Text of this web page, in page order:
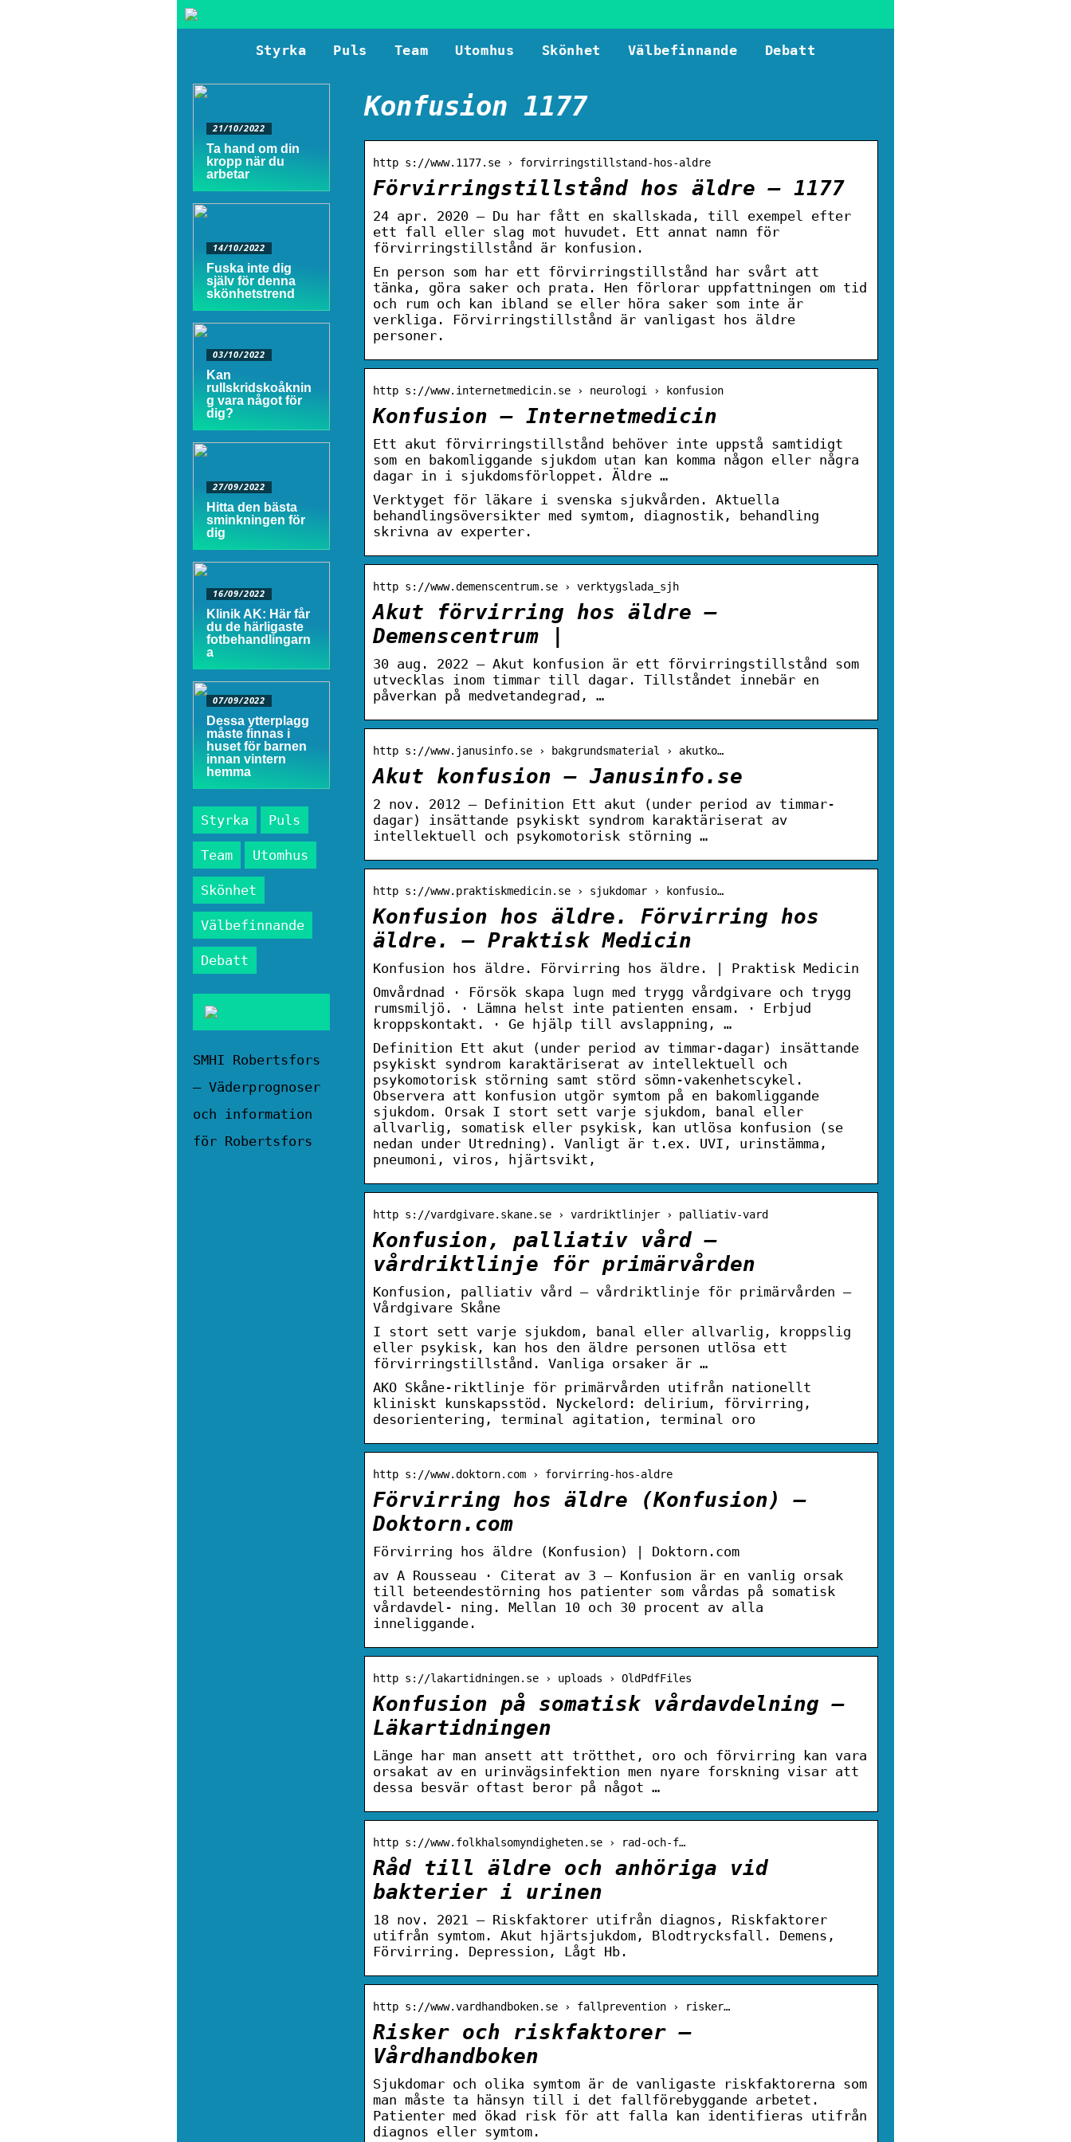
Styrka Puls Team Utomhus Skönhet Välbefinnande Debatt
Konfusion 1177
http s://www.1177.se › forvirringstillstand-hos-aldre
Förvirringstillstånd hos äldre – 1177
24 apr. 2020 — Du har fått en skallskada, till exempel efter
ett fall eller slag mot huvudet. Ett annat namn för
förvirringstillstånd är konfusion.
En person som har ett förvirringstillstånd har svårt att
tänka, göra saker och prata. Hen förlorar uppfattningen om tid
och rum och kan ibland se eller höra saker som inte är
verkliga. Förvirringstillstånd är vanligast hos äldre
personer.
http s://www.internetmedicin.se › neurologi › konfusion
Konfusion – Internetmedicin
Ett akut förvirringstillstånd behöver inte uppstå samtidigt
som en bakomliggande sjukdom utan kan komma någon eller några
dagar in i sjukdomsförloppet. Äldre …
Verktyget för läkare i svenska sjukvården. Aktuella
behandlingsöversikter med symtom, diagnostik, behandling
skrivna av experter.
http s://www.demenscentrum.se › verktygslada_sjh
Akut förvirring hos äldre –
Demenscentrum |
30 aug. 2022 — Akut konfusion är ett förvirringstillstånd som
utvecklas inom timmar till dagar. Tillståndet innebär en
påverkan på medvetandegrad, …
http s://www.janusinfo.se › bakgrundsmaterial › akutko…
Akut konfusion – Janusinfo.se
2 nov. 2012 — Definition Ett akut (under period av timmar-
dagar) insättande psykiskt syndrom karaktäriserat av
intellektuell och psykomotorisk störning …
http s://www.praktiskmedicin.se › sjukdomar › konfusio…
Konfusion hos äldre. Förvirring hos
äldre. – Praktisk Medicin
Konfusion hos äldre. Förvirring hos äldre. | Praktisk Medicin
Omvårdnad · Försök skapa lugn med trygg vårdgivare och trygg
rumsmiljö. · Lämna helst inte patienten ensam. · Erbjud
kroppskontakt. · Ge hjälp till avslappning, …
Definition Ett akut (under period av timmar-dagar) insättande
psykiskt syndrom karaktäriserat av intellektuell och
psykomotorisk störning samt störd sömn-vakenhetscykel.
Observera att konfusion utgör symtom på en bakomliggande
sjukdom. Orsak I stort sett varje sjukdom, banal eller
allvarlig, somatisk eller psykisk, kan utlösa konfusion (se
nedan under Utredning). Vanligt är t.ex. UVI, urinstämma,
pneumoni, viros, hjärtsvikt,
http s://vardgivare.skane.se › vardriktlinjer › palliativ-vard
Konfusion, palliativ vård –
vårdriktlinje för primärvården
Konfusion, palliativ vård – vårdriktlinje för primärvården –
Vårdgivare Skåne
I stort sett varje sjukdom, banal eller allvarlig, kroppslig
eller psykisk, kan hos den äldre personen utlösa ett
förvirringstillstånd. Vanliga orsaker är …
AKO Skåne-riktlinje för primärvården utifrån nationellt
kliniskt kunskapsstöd. Nyckelord: delirium, förvirring,
desorientering, terminal agitation, terminal oro
http s://www.doktorn.com › forvirring-hos-aldre
Förvirring hos äldre (Konfusion) –
Doktorn.com
Förvirring hos äldre (Konfusion) | Doktorn.com
av A Rousseau · Citerat av 3 — Konfusion är en vanlig orsak
till beteendestörning hos patienter som vårdas på somatisk
vårdavdel- ning. Mellan 10 och 30 procent av alla
inneliggande.
http s://lakartidningen.se › uploads › OldPdfFiles
Konfusion på somatisk vårdavdelning –
Läkartidningen
Länge har man ansett att trötthet, oro och förvirring kan vara
orsakat av en urinvägsinfektion men nyare forskning visar att
dessa besvär oftast beror på något …
http s://www.folkhalsomyndigheten.se › rad-och-f…
Råd till äldre och anhöriga vid
bakterier i urinen
18 nov. 2021 — Riskfaktorer utifrån diagnos, Riskfaktorer
utifrån symtom. Akut hjärtsjukdom, Blodtrycksfall. Demens,
Förvirring. Depression, Lågt Hb.
http s://www.vardhandboken.se › fallprevention › risker…
Risker och riskfaktorer –
Vårdhandboken
Sjukdomar och olika symtom är de vanligaste riskfaktorerna som
man måste ta hänsyn till i det fallförebyggande arbetet.
Patienter med ökad risk för att falla kan identifieras utifrån
diagnos eller symtom.
21/10/2022
Ta hand om din
kropp när du
arbetar
14/10/2022
Fuska inte dig
själv för denna
skönhetstrend
03/10/2022
Kan
rullskridskoåknin
g vara något för
dig?
27/09/2022
Hitta den bästa
sminkningen för
dig
16/09/2022
Klinik AK: Här får
du de härligaste
fotbehandlingarn
a
07/09/2022
Dessa ytterplagg
måste finnas i
huset för barnen
innan vintern
hemma
Styrka Puls
Team Utomhus
Skönhet
Välbefinnande
Debatt
SMHI Robertsfors
– Väderprognoser
och information
för Robertsfors